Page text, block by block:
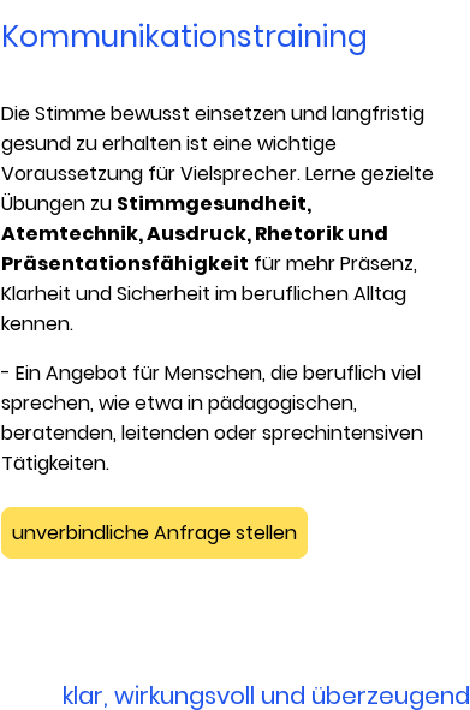
Kommunikationstraining
Die Stimme bewusst einsetzen und langfristig
gesund zu erhalten ist eine wichtige
Voraussetzung für Vielsprecher. Lerne gezielte
Übungen zu Stimmgesundheit,
Atemtechnik, Ausdruck, Rhetorik und
Präsentationsfähigkeit für mehr Präsenz,
Klarheit und Sicherheit im beruflichen Alltag
kennen.
- Ein Angebot für Menschen, die beruflich viel
sprechen, wie etwa in pädagogischen,
beratenden, leitenden oder sprechintensiven
Tätigkeiten.
unverbindliche Anfrage stellen
klar, wirkungsvoll und überzeugend